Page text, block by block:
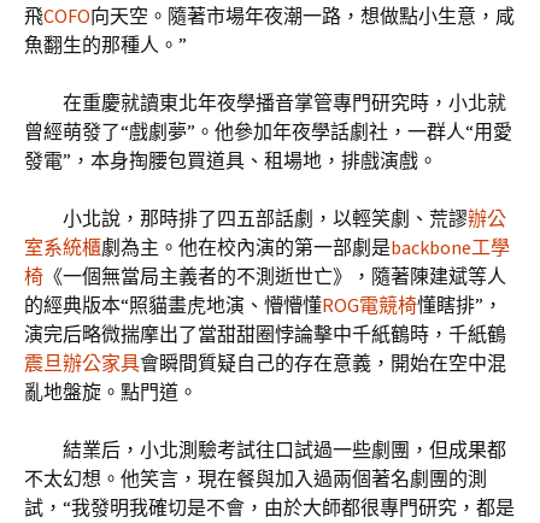
飛COFO向天空。隨著市場年夜潮一路，想做點小生意，咸
魚翻生的那種人。”
在重慶就讀東北年夜學播音掌管專門研究時，小北就
曾經萌發了“戲劇夢”。他參加年夜學話劇社，一群人“用愛
發電”，本身掏腰包買道具、租場地，排戲演戲。
小北說，那時排了四五部話劇，以輕笑劇、荒謬辦公
室系統櫃劇為主。他在校內演的第一部劇是backbone工學
椅 《一個無當局主義者的不測逝世亡》，隨著陳建斌等人
的經典版本“照貓畫虎地演、懵懵懂ROG電競椅懂瞎排”，
演完后略微揣摩出了當甜甜圈悖論擊中千紙鶴時，千紙鶴
震旦辦公家具會瞬間質疑自己的存在意義，開始在空中混
亂地盤旋。點門道。
結業后，小北測驗考試往口試過一些劇團，但成果都
不太幻想。他笑言，現在餐與加入過兩個著名劇團的測
試，“我發明我確切是不會，由於大師都很專門研究，都是